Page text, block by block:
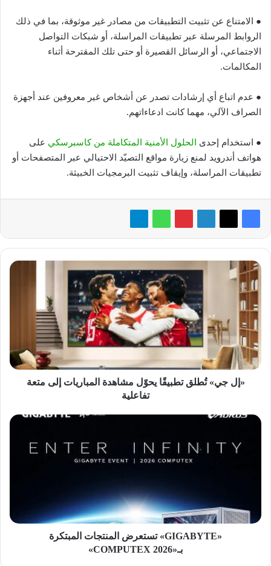
● الامتناع عن تثبيت التطبيقات من مصادر غير موثوقة، بما في ذلك
الروابط المرسلة عبر تطبيقات المراسلة، أو شبكات التواصل
الاجتماعي، أو الرسائل القصيرة أو حتى تلك المقترحة أثناء
المكالمات.
● عدم اتباع أي إرشادات تصدر عن أشخاص غير معروفين عند أجهزة
الصراف الآلي، مهما كانت ادعاءاتهم.
● استخدام إحدى الحلول الأمنية المتكاملة من كاسبرسكي على
هواتف أندرويد لمنع زيارة مواقع التصيّد الاحتيالي عبر المتصفحات أو
تطبيقات المراسلة، وإيقاف تثبيت البرمجيات الخبيثة.
«إل
جي»
تُطلق
تطبيقًا
يحوّل
مشاهدة
المباريات
إلى
متعة
تفاعلية«إل جي» تُطلق تطبيقًا يحوّل مشاهدة المباريات إلى متعة
تفاعلية
«GIGABYTE»
المنتجات
«GIGABYTE» تستعرض المنتجات المبتكرة
بـ«COMPUTEX 2026»